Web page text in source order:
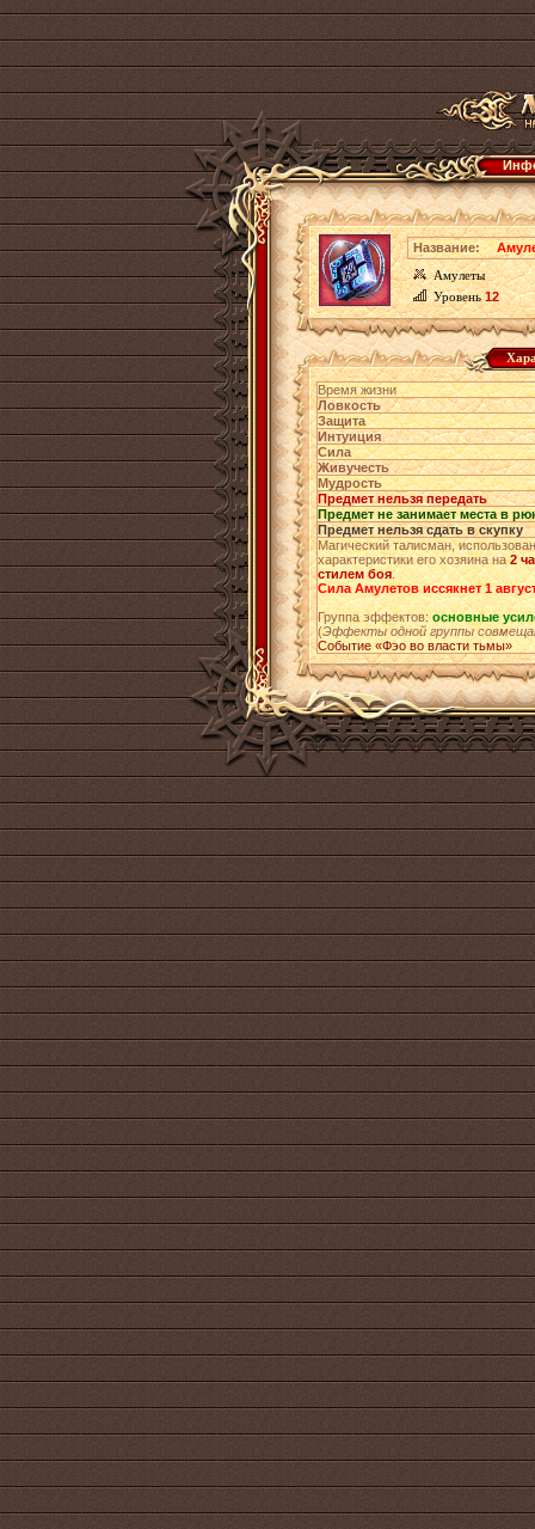
Название:
Амулеты
Уровень12
Время жизни
Ловкость
Защита
Интуиция
Сила
Живучесть
Мудрость
Предмет нельзя передать
Предмет не занимает места в
Предмет нельзя сдать в скупку
Магический талисман,
характеристики его хозяина на2
стилем боя.
Сила Амулетов иссякнет 1
Группа эффектов:основные
(Эффекты одной группы
Событие «Фэо во власти тьмы»